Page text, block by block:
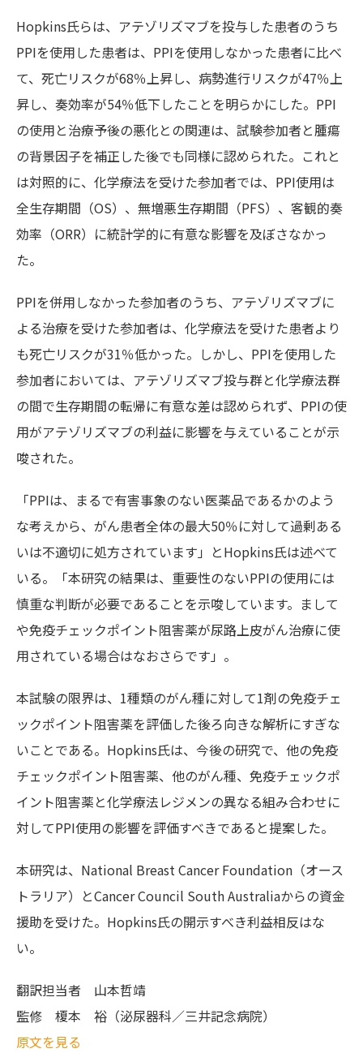
Hopkins氏らは、アテゾリズマブを投与した患者のうち
PPIを使用した患者は、PPIを使用しなかった患者に比べ
て、死亡リスクが68％上昇し、病勢進行リスクが47％上
昇し、奏効率が54％低下したことを明らかにした。PPI
の使用と治療予後の悪化との関連は、試験参加者と腫瘍
の背景因子を補正した後でも同様に認められた。これと
は対照的に、化学療法を受けた参加者では、PPI使用は
全生存期間（OS）、無増悪生存期間（PFS）、客観的奏
効率（ORR）に統計学的に有意な影響を及ぼさなかっ
た。
PPIを併用しなかった参加者のうち、アテゾリズマブに
よる治療を受けた参加者は、化学療法を受けた患者より
も死亡リスクが31％低かった。しかし、PPIを使用した
参加者においては、アテゾリズマブ投与群と化学療法群
の間で生存期間の転帰に有意な差は認められず、PPIの使
用がアテゾリズマブの利益に影響を与えていることが示
唆された。
「PPIは、まるで有害事象のない医薬品であるかのよう
な考えから、がん患者全体の最大50％に対して過剰ある
いは不適切に処方されています」とHopkins氏は述べて
いる。「本研究の結果は、重要性のないPPIの使用には
慎重な判断が必要であることを示唆しています。まして
や免疫チェックポイント阻害薬が尿路上皮がん治療に使
用されている場合はなおさらです」。
本試験の限界は、1種類のがん種に対して1剤の免疫チェ
ックポイント阻害薬を評価した後ろ向きな解析にすぎな
いことである。Hopkins氏は、今後の研究で、他の免疫
チェックポイント阻害薬、他のがん種、免疫チェックポ
イント阻害薬と化学療法レジメンの異なる組み合わせに
対してPPI使用の影響を評価すべきであると提案した。
本研究は、National Breast Cancer Foundation（オース
トラリア）とCancer Council South Australiaからの資金
援助を受けた。Hopkins氏の開示すべき利益相反はな
い。
翻訳担当者 山本哲靖
監修 榎本 裕（泌尿器科／三井記念病院）
原文を見る